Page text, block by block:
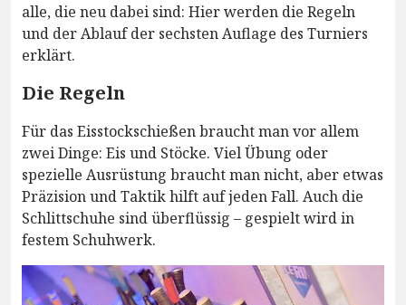
alle, die neu dabei sind: Hier werden die Regeln
und der Ablauf der sechsten Auflage des Turniers
erklärt.
Die Regeln
Für das Eisstockschießen braucht man vor allem
zwei Dinge: Eis und Stöcke. Viel Übung oder
spezielle Ausrüstung braucht man nicht, aber etwas
Präzision und Taktik hilft auf jeden Fall. Auch die
Schlittschuhe sind überflüssig – gespielt wird in
festem Schuhwerk.